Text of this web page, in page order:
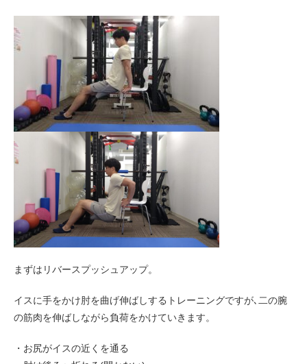
まずはリバースプッシュアップ。
イスに手をかけ肘を曲げ伸ばしするトレーニングですが､二の腕
の筋肉を伸ばしながら負荷をかけていきます。
・お尻がイスの近くを通る